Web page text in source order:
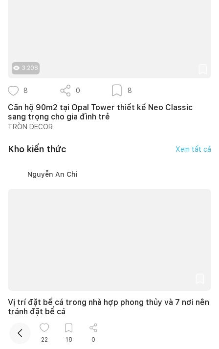
3.208
8 0 8
Căn hộ 90m2 tại Opal Tower thiết kế Neo Classic
sang trọng cho gia đình trẻ
TRÒN DECOR
Kho kiến thức Xem tất cả
Nguyễn An Chi
Vị trí đặt bể cá trong nhà hợp phong thủy và 7 nơi nên
tránh đặt bể cá
27/06/2026, lúc 20:07
22 18 0